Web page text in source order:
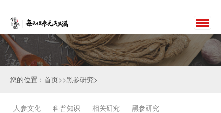
您的位置：首页>>黑参研究>
人参文化 科普知识 相关研究 黑参研究